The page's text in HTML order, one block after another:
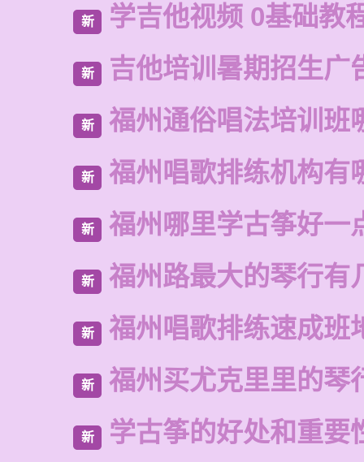
新 学吉他视频 0基础教
新 吉他培训暑期招生广
新 福州通俗唱法培训班
新 福州唱歌排练机构有
新 福州哪里学古筝好一
新 福州路最大的琴行有
新 福州唱歌排练速成班
新 福州买尤克里里的琴
新 学古筝的好处和重要